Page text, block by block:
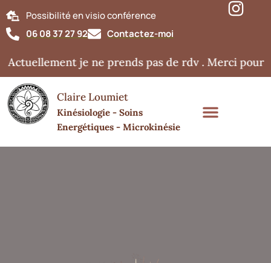
Possibilité en visio conférence
06 08 37 27 92
Contactez-moi
je ne prends pas de rdv . Merci pour
Claire Loumiet
Kinésiologie - Soins
Energétiques - Microkinésie